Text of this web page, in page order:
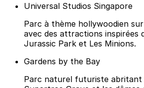
Universal Studios Singapore
Parc à thème hollywoodien
avec des attractions inspirées
Jurassic Park et Les Minions.
Gardens by the Bay
Parc naturel futuriste abritant